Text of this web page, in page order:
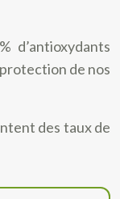
d’antioxydants
de nos
des taux de